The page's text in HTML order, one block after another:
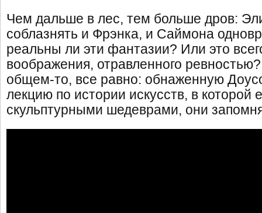
Чем дальше в лес, тем больше дров:
соблазнять и Фрэнка, и Саймона
реальны ли эти фантазии? Или это
воображения, отравленного
общем-то, все равно: обнаженную
лекцию по истории искусств, в которой
скульптурными шедеврами, они